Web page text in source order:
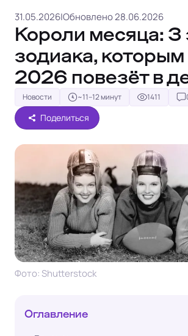
31.05.2026|Обновлено 28.06.2026
Короли месяца: 3
зодиака,
2026 повезёт в
Новости ~11–12 минут 1411
Поделиться
Фото: Shutterstock
Оглавление